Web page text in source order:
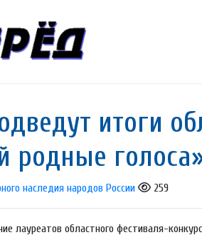
итоги
родные
наследия народов России 259
лауреатов областного фестиваля-